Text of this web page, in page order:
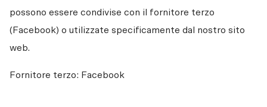
possono essere condivise con il fornitore terzo
(Facebook) o utilizzate specificamente dal nostro sito
web.
Fornitore terzo: Facebook